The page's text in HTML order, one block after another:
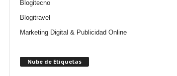
Blogitecno
Blogitravel
Marketing Digital & Publicidad Online
Nube de Etiquetas